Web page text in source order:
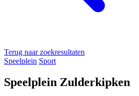
Terug naar zoekresultaten
Speelplein Sport
Speelplein Zulderkipken